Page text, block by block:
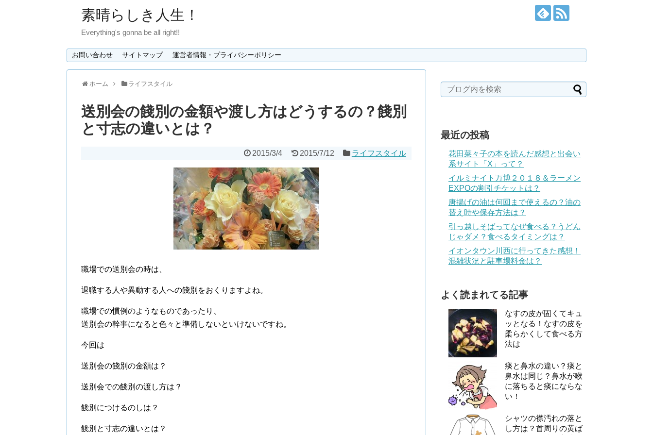
素晴らしき人生！
Everything's gonna be all right!!
お問い合わせ サイトマップ 運営者情報・プライバシーポリシー
ホーム ライフスタイル
送別会の餞別の金額や渡し方はどうするの？餞別
と寸志の違いとは？
2015/3/4 2015/7/12 ライフスタイル
職場での送別会の時は、
退職する人や異動する人への餞別をおくりますよね。
職場での慣例のようなものであったり、
送別会の幹事になると色々と準備しないといけないですね。
今回は
送別会の餞別の金額は？
送別会での餞別の渡し方は？
餞別につけるのしは？
餞別と寸志の違いとは？
最近の投稿
花田菜々子の本を読んだ感想と出会い
系サイト「X」って？
イルミナイト万博２０１８＆ラーメン
EXPOの割引チケットは？
唐揚げの油は何回まで使えるの？油の
替え時や保存方法は？
引っ越しそばってなぜ食べる？うどん
じゃダメ？食べるタイミングは？
イオンタウン川西に行ってきた感想！
混雑状況と駐車場料金は？
よく読まれてる記事
なすの皮が固くてキュ
ッとなる！なすの皮を
柔らかくして食べる方
法は
痰と鼻水の違い？痰と
鼻水は同じ？鼻水が喉
に落ちると痰にならな
い！
シャツの襟汚れの落と
し方は？首周りの黄ば